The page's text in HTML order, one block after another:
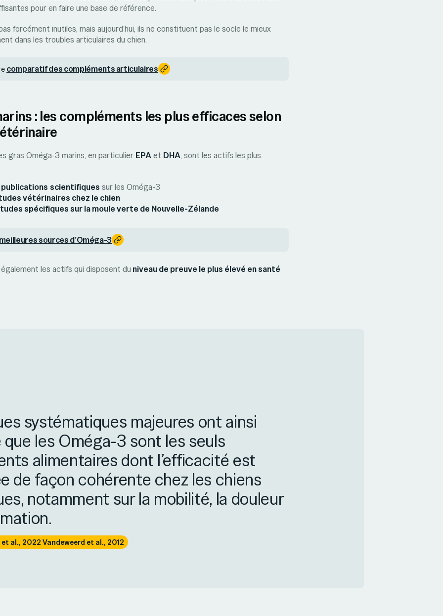
pour en faire une base de référence.
forcément inutiles, mais aujourd’hui, ils ne constituent pas le socle le mieux
dans les troubles articulaires du chien.
comparatif des compléments articulaires
: les compléments les plus efficaces selon
gras Oméga-3 marins, en particulier EPAet DHA, sont les actifs les plus
scientifiques sur les Oméga-3
vétérinaires chez le chien
spécifiques sur la moule verte de Nouvelle-Zélande
sources d’Oméga-3
les actifs qui disposent du niveau de preuve le plus élevé en santé
systématiques majeures ont ainsi
les Oméga-3 sont les seuls
alimentaires dont l’efficacité est
de façon cohérente chez les chiens
notamment sur la mobilité, la douleur
al., 2022 Vandeweerd et al., 2012